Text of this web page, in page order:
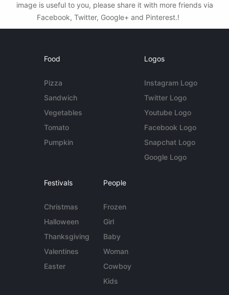
image is useful to you, please share it with more friends via
Facebook, Twitter, Google+ and Pinterest.!
Food
Pizza
Sandwich
Vegetables
Tomato
Pumpkin
Logos
Instagram Logo
Twitter Logo
Youtube Logo
Facebook Logo
Snapchat Logo
Google Logo
Festivals
Christmas
Halloween
Thanksgiving
Valentines
Easter
People
Frozen
Girl
Baby
Woman
Cowboy
Kids